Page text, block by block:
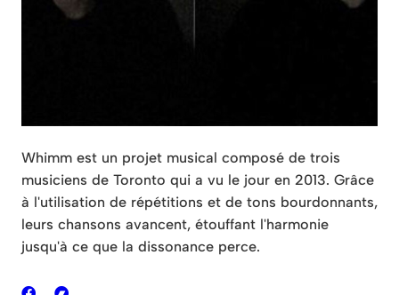
Whimm est un projet musical composé de trois
musiciens de Toronto qui a vu le jour en 2013. Grâce
à l'utilisation de répétitions et de tons bourdonnants,
leurs chansons avancent, étouffant l'harmonie
jusqu'à ce que la dissonance perce.